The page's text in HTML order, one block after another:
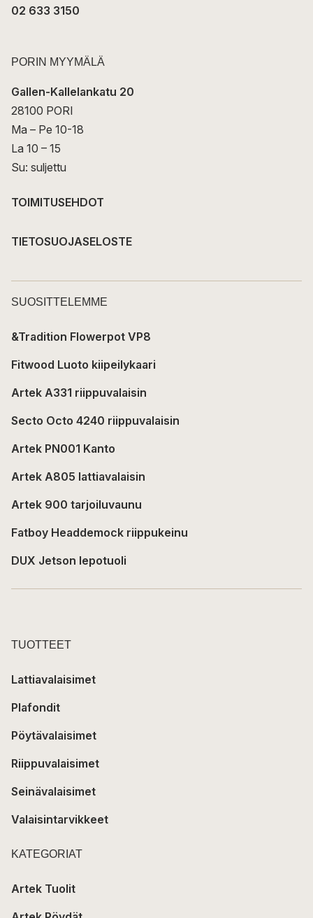
02 633 3150
PORIN MYYMÄLÄ
Gallen-Kallelankatu 20
28100 PORI
Ma – Pe 10-18
La 10 – 15
Su: suljettu
TOIMITUSEHDOT
TIETOSUOJASELOSTE
SUOSITTELEMME
&Tradition Flowerpot VP8
Fitwood Luoto kiipeilykaari
Artek A331 riippuvalaisin
Secto Octo 4240 riippuvalaisin
Artek PN001 Kanto
Artek A805 lattiavalaisin
Artek 900 tarjoiluvaunu
Fatboy Headdemock riippukeinu
DUX Jetson lepotuoli
TUOTTEET
Lattiavalaisimet
Plafondit
Pöytävalaisimet
Riippuvalaisimet
Seinävalaisimet
Valaisintarvikkeet
KATEGORIAT
Artek Tuolit